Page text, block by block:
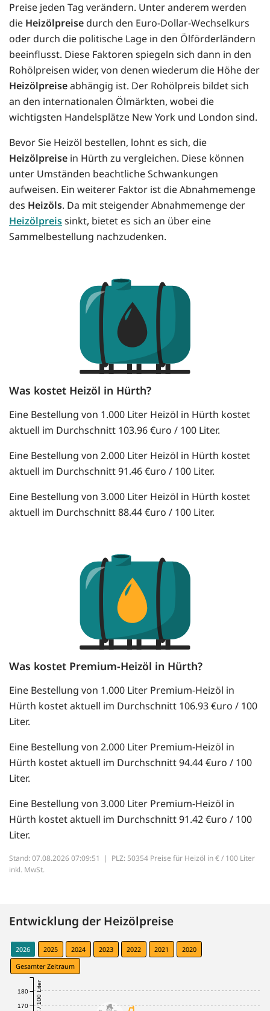
Preise jeden Tag verändern. Unter anderem werden
die Heizölpreise durch den Euro-Dollar-Wechselkurs
oder durch die politische Lage in den Ölförderländern
beeinflusst. Diese Faktoren spiegeln sich dann in den
Rohölpreisen wider, von denen wiederum die Höhe der
Heizölpreiseabhängig ist. Der Rohölpreis bildet sich
an den internationalen Ölmärkten, wobei die
wichtigsten Handelsplätze New York und London sind.
Bevor Sie Heizöl bestellen, lohnt es sich, die
Heizölpreise in Hürth zu vergleichen. Diese können
unter Umständen beachtliche Schwankungen
aufweisen. Ein weiterer Faktor ist die Abnahmemenge
des Heizöls. Da mit steigender Abnahmemenge der
Heizölpreissinkt, bietet es sich an über eine
Sammelbestellung nachzudenken.
Was kostet Heizöl in Hürth?
Eine Bestellung von 1.000 Liter Heizöl in Hürth kostet
aktuell im Durchschnitt 103.96 €uro / 100 Liter.
Eine Bestellung von 2.000 Liter Heizöl in Hürth kostet
aktuell im Durchschnitt 91.46 €uro / 100 Liter.
Eine Bestellung von 3.000 Liter Heizöl in Hürth kostet
aktuell im Durchschnitt 88.44 €uro / 100 Liter.
Was kostet Premium-Heizöl in Hürth?
Eine Bestellung von 1.000 Liter Premium-Heizöl in
Hürth kostet aktuell im Durchschnitt 106.93 €uro / 100
Liter.
Eine Bestellung von 2.000 Liter Premium-Heizöl in
Hürth kostet aktuell im Durchschnitt 94.44 €uro / 100
Liter.
Eine Bestellung von 3.000 Liter Premium-Heizöl in
Hürth kostet aktuell im Durchschnitt 91.42 €uro / 100
Liter.
Stand: 07.08.2026 07:09:51 | PLZ: 50354 Preise für Heizöl in € / 100 Liter
inkl. MwSt.
Entwicklung der Heizölpreise
2026 2025 2024 2023 2022 2021
2020
Gesamter Zeitraum
€ / 100 Liter
170
180